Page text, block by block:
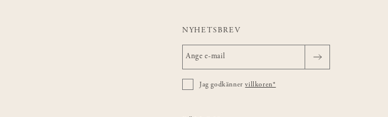
NYHETSBREV
Jag godkännervillkoren*